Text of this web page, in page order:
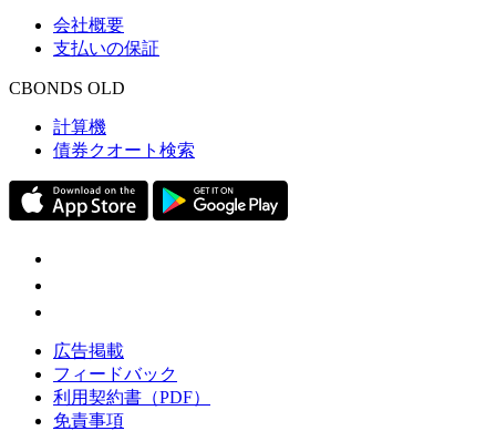
会社概要
支払いの保証
CBONDS OLD
計算機
債券クオート検索
広告掲載
フィードバック
利用契約書（PDF）
免責事項